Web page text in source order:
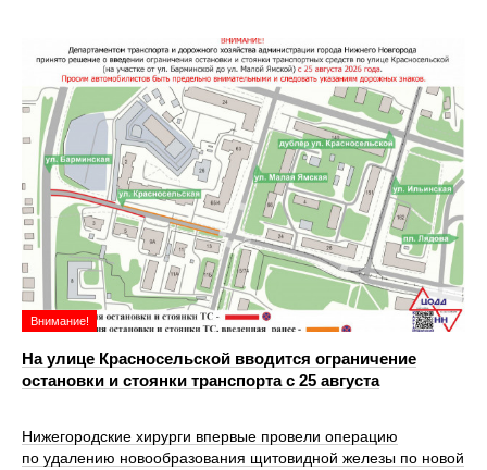
Внимание!
На улице Красносельской вводится ограничение
остановки и стоянки транспорта с 25 августа
Нижегородские хирурги впервые провели операцию
по удалению новообразования щитовидной железы по новой